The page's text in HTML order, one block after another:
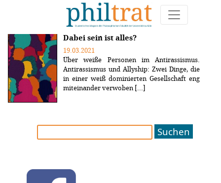
Weitere Artikel zum Thema "solidarisierung"
Dabei sein ist alles?
19.03.2021
Über weiße Personen im Antirassismus.
Antirassismus und Allyship: Zwei Dinge, die
in einer weiß dominierten Gesellschaft eng
miteinander verwoben [...]
Suchen